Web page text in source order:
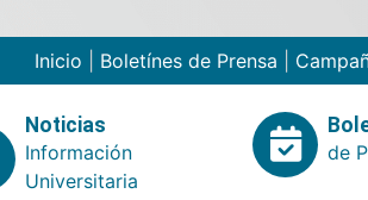
Inicio Boletínes de Prensa
Noticias
Información
Universitaria
de